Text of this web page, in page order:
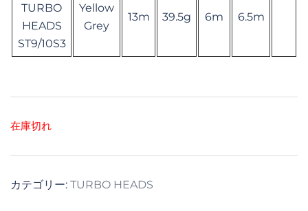
TURBO
HEADS
ST9/10S3
Yellow
Grey
13m 39.5g 6m 6.5m
在庫切れ
カテゴリー: TURBO HEADS